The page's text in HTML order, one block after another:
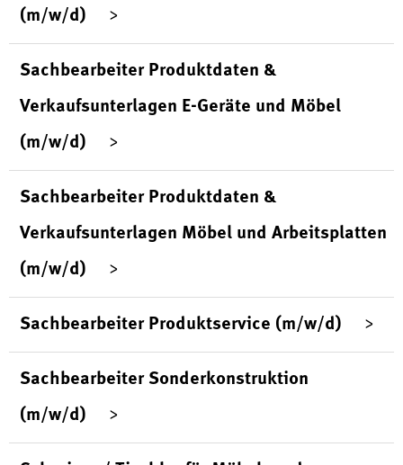
(m/w/d)
Sachbearbeiter Produktdaten &
Verkaufsunterlagen E-Geräte und Möbel
(m/w/d)
Sachbearbeiter Produktdaten &
Verkaufsunterlagen Möbel und Arbeitsplatten
(m/w/d)
Sachbearbeiter Produktservice (m/w/d)
Sachbearbeiter Sonderkonstruktion
(m/w/d)